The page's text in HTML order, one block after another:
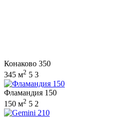
Конаково 350
345 м2 5 3
Фламандия 150
150 м2 5 2